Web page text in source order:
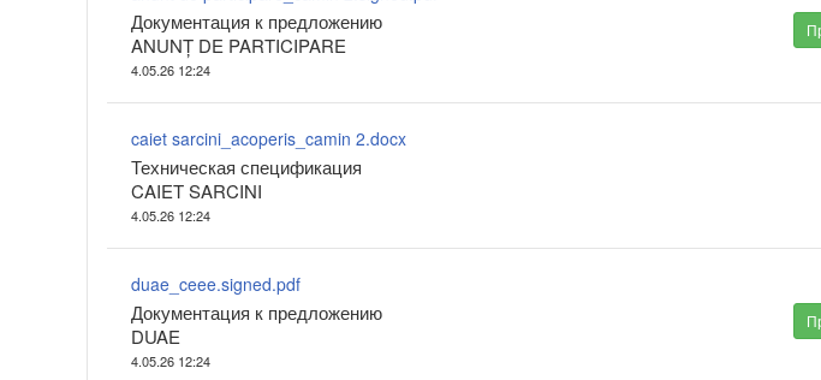
Документация к предложению
ANUNȚ DE PARTICIPARE
4.05.26 12:24
caiet sarcini_acoperis_camin 2.docx
Техническая спецификация
CAIET SARCINI
4.05.26 12:24
duae_ceee.signed.pdf
Документация к предложению
DUAE
4.05.26 12:24